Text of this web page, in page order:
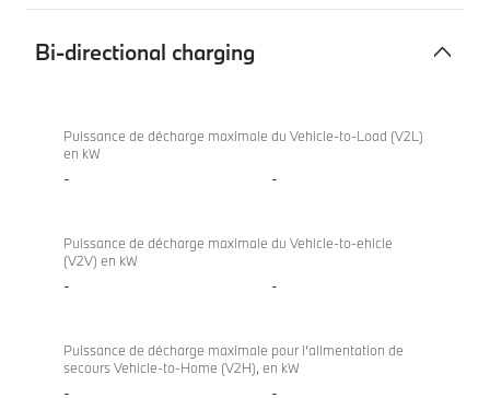
Bi-directional charging
directional
charging
Puissance de décharge maximale du Vehicle-to-Load (V2L)
en kW
- -
Puissance de décharge maximale du Vehicle-to-ehicle
(V2V) en kW
- -
Puissance de décharge maximale pour l’alimentation de
secours Vehicle-to-Home (V2H), en kW
- -